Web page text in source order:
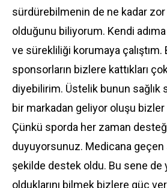
sürdürebilmenin de ne kadar zor
olduğunu biliyorum. Kendi
ve sürekliliği korumaya çalıştım.
sponsorların bizlere kattıkları
diyebilirim. Üstelik bunun sağlık
bir markadan geliyor oluşu bizler
Çünkü sporda her zaman
duyuyorsunuz. Medicana
şekilde destek oldu. Bu sene de
olduklarını bilmek bizlere güç